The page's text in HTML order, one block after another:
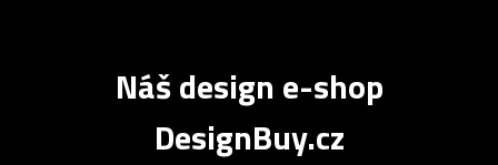
Náš design e-shop
DesignBuy.cz